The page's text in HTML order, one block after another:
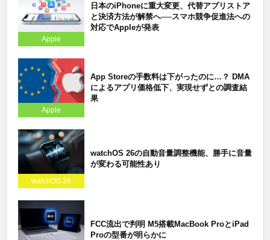
Apple
日本のiPhoneに重大変更、代替アプリストア
と決済方法が解禁へ──スマホ競争促進法への
対応でAppleが発表
Apple
App Storeの手数料は下がったのに…？ DMA
によるアプリ価格低下、実現せずとの調査結
果
watchOS 26
watchOS 26の自動音量調整機能、勝手に音量
が変わる可能性あり
FCC流出で判明 M5搭載MacBook ProとiPad
Proの型番が明らかに